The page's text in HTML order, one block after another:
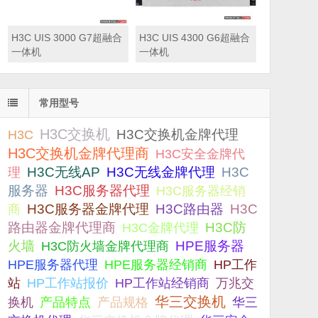
H3C UIS 3000 G7超融合
一体机
H3C UIS 4300 G6超融合
一体机
常用型号
H3C H3C交换机 H3C交换机金牌代理
H3C交换机金牌代理商 H3C安全金牌代
理 H3C无线AP H3C无线金牌代理 H3C
服务器 H3C服务器代理 H3C服务器经销
商 H3C服务器金牌代理 H3C路由器 H3C
路由器金牌代理商 H3C金牌代理 H3C防
火墙 H3C防火墙金牌代理商 HPE服务器
HPE服务器代理 HPE服务器经销商 HP工作
站 HP工作站报价 HP工作站经销商 万兆交
换机 产品特点 产品规格 华三交换机 华三